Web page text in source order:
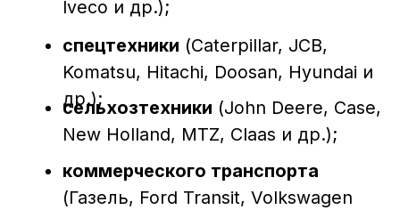
Преимущества обращения в
нашу компанию в Костроме
Собственный сервисный центр
профессиональными стендами
Bosch, Delphi, Denso, Siemens.
сертификацию и регулярно
повышающие квалификацию.